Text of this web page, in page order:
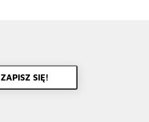
ZAPISZ SIĘ!